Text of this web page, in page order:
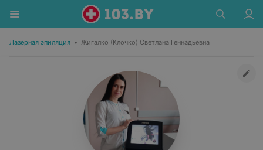
Лазерная эпиляция • Жигалко (Клочко) Светлана Геннадьевна